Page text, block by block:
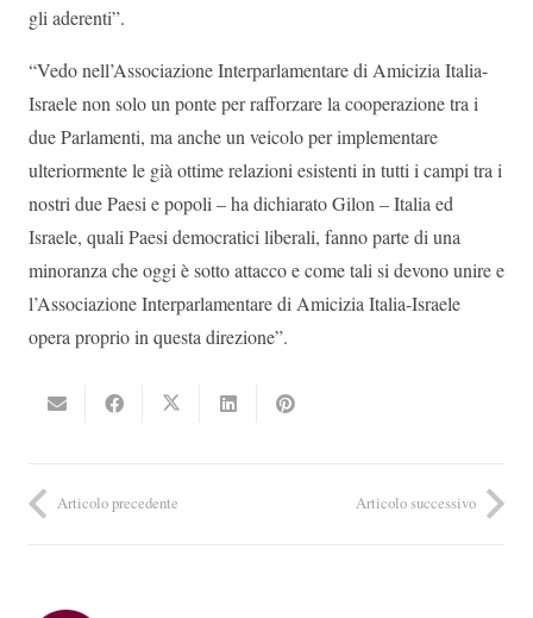
gli aderenti”.
“Vedo nell’Associazione Interparlamentare di Amicizia Italia-
Israele non solo un ponte per rafforzare la cooperazione tra i
due Parlamenti, ma anche un veicolo per implementare
ulteriormente le già ottime relazioni esistenti in tutti i campi tra i
nostri due Paesi e popoli – ha dichiarato Gilon – Italia ed
Israele, quali Paesi democratici liberali, fanno parte di una
minoranza che oggi è sotto attacco e come tali si devono unire e
l’Associazione Interparlamentare di Amicizia Italia-Israele
opera proprio in questa direzione”.
Articolo precedente Articolo successivo